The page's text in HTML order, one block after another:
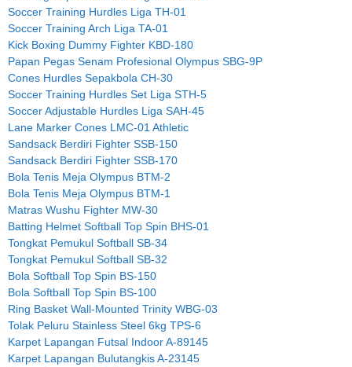
Soccer Training Hurdles Liga TH-01
Soccer Training Arch Liga TA-01
Kick Boxing Dummy Fighter KBD-180
Papan Pegas Senam Profesional Olympus SBG-9P
Cones Hurdles Sepakbola CH-30
Soccer Training Hurdles Set Liga STH-5
Soccer Adjustable Hurdles Liga SAH-45
Lane Marker Cones LMC-01 Athletic
Sandsack Berdiri Fighter SSB-150
Sandsack Berdiri Fighter SSB-170
Bola Tenis Meja Olympus BTM-2
Bola Tenis Meja Olympus BTM-1
Matras Wushu Fighter MW-30
Batting Helmet Softball Top Spin BHS-01
Tongkat Pemukul Softball SB-34
Tongkat Pemukul Softball SB-32
Bola Softball Top Spin BS-150
Bola Softball Top Spin BS-100
Ring Basket Wall-Mounted Trinity WBG-03
Tolak Peluru Stainless Steel 6kg TPS-6
Karpet Lapangan Futsal Indoor A-89145
Karpet Lapangan Bulutangkis A-23145